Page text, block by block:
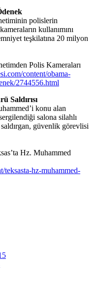
polislerin
kullanımını
teşkilatına 20 milyon
Polis Kameraları
content/obama-
2744556.html
Saldırısı
konu alan
salona silahlı
güvenlik görevlisi
Hz. Muhammed
teksasta-hz-muhammed-